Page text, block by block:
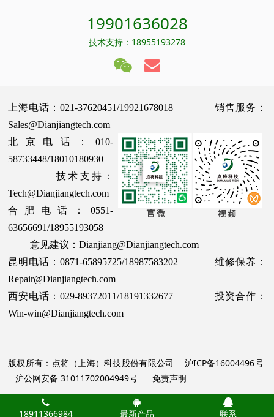
19901636028
技术支持：18955193278
上海电话：021-37620451/19921678018 销售服务：
Sales@Dianjiangtech.com
北京电话：010-
58733448/18010180930
技术支持：
Tech@Dianjiangtech.com
合肥电话：0551-
63656691/18955193058
意见建议：Dianjiang@Dianjiangtech.com
昆明电话：0871-65895725/18987583202 维修保养：
Repair@Dianjiangtech.com
西安电话：029-89372011/18191332677 投资合作：
Win-win@Dianjiangtech.com
版权所有：点将（上海）科技股份有限公司 沪ICP备16004496号
沪公网安备 31011702004949号
免责声明
18911366984 最新产品 联系